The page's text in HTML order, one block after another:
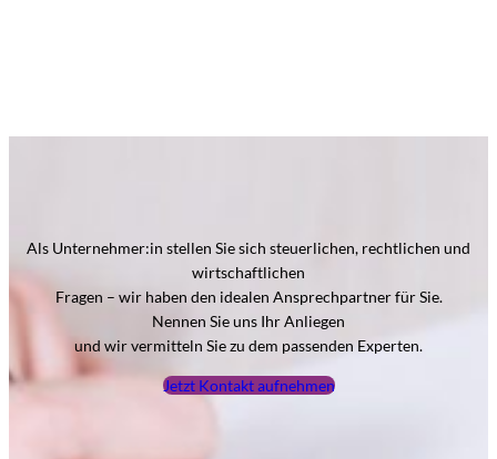
Als Unternehmer:in stellen Sie sich steuerlichen, rechtlichen und
wirtschaftlichen
Fragen – wir haben den idealen Ansprechpartner für Sie.
Nennen Sie uns Ihr Anliegen
und wir vermitteln Sie zu dem passenden Experten.
Jetzt Kontakt aufnehmen